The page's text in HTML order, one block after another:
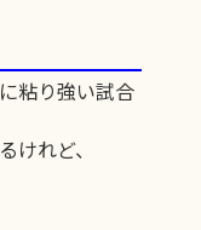
粘り強い試合
けれど、